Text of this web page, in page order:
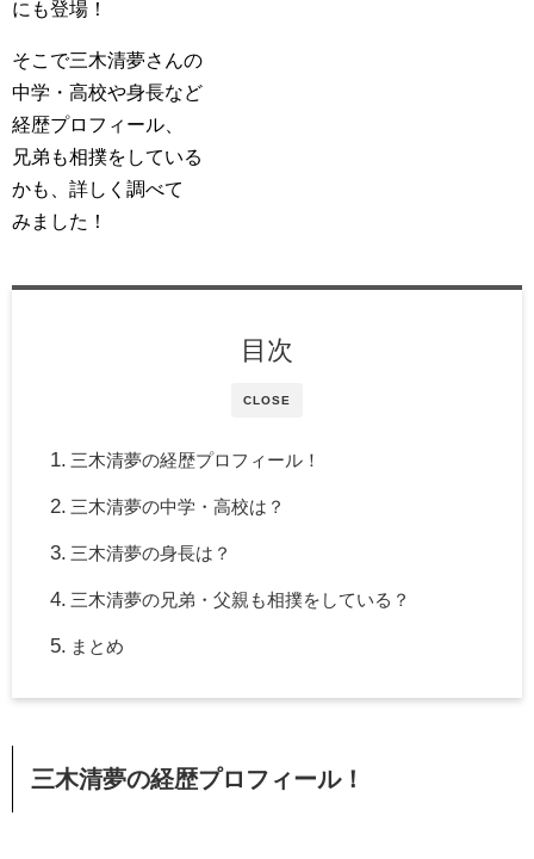
にも登場！
そこで三木清夢さんの
中学・高校や身長など
経歴プロフィール、
兄弟も相撲をしている
かも、詳しく調べて
みました！
CLOSE
目次
三木清夢の経歴プロフィール！
三木清夢の中学・高校は？
三木清夢の身長は？
三木清夢の兄弟・父親も相撲をしている？
まとめ
三木清夢の経歴プロフィール！